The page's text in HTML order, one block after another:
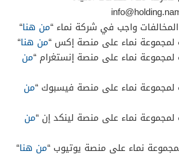
المخالفات واجب في شركة نماء “من هنا“
لمجموعة نماء على منصة إكس “من هنا“
لمجموعة نماء على منصة إنستغرام “من
لمجموعة نماء على منصة فيسبوك “من
لمجموعة نماء على منصة لينكد إن “من
نماء على منصة يوتيوب “من هنا“